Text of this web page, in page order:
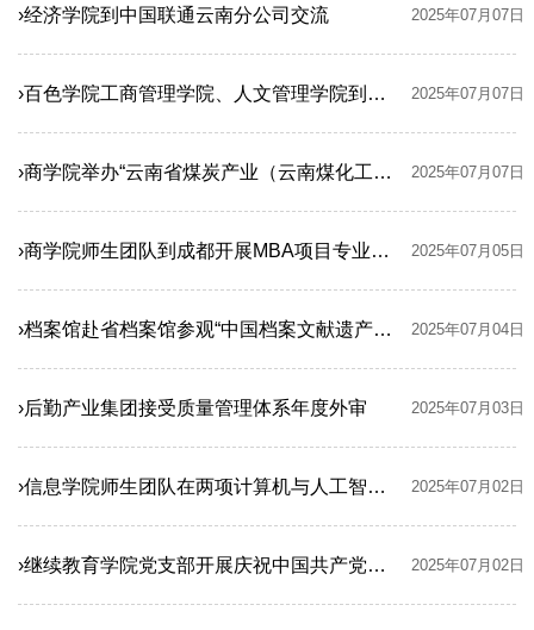
›经济学院到中国联通云南分公司交流 2025年07月07日
›百色学院工商管理学院、人文管理学院到财政与公共管理学院调研交流 2025年07月07日
›商学院举办“云南省煤炭产业（云南煤化工）集团2025年中基层管理人员领导力提升中长程培训班” 2025年07月07日
›商学院师生团队到成都开展MBA项目专业实践 2025年07月05日
›档案馆赴省档案馆参观“中国档案文献遗产云南珍档展” 2025年07月04日
›后勤产业集团接受质量管理体系年度外审 2025年07月03日
›信息学院师生团队在两项计算机与人工智能学科竞赛中连创佳绩 2025年07月02日
›继续教育学院党支部开展庆祝中国共产党成立104周年主题党日活动 2025年07月02日